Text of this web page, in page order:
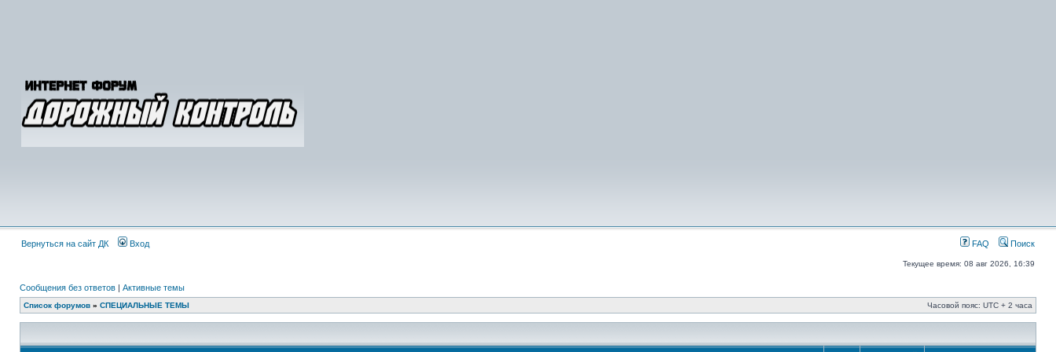
Вернуться на сайт ДК Вход FAQ Поиск
Текущее время: 08 авг 2026, 16:39
Сообщения без ответов | Активные темы
Список форумов » СПЕЦИАЛЬНЫЕ ТЕМЫ Часовой пояс: UTC + 2 часа